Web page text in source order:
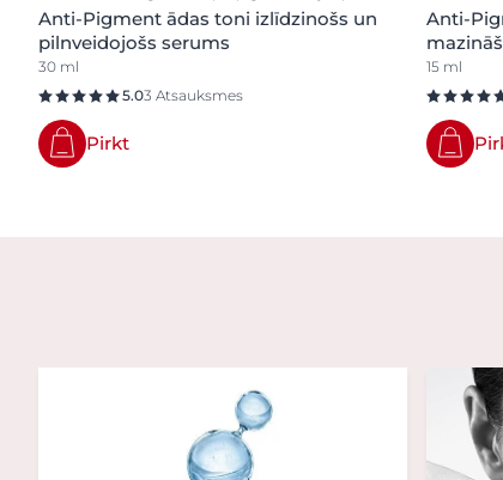
Anti-Pigment ādas toni izlīdzinošs un
pilnveidojošs serums
30 ml
5.03 Atsauksmes
Pirkt
Anti-
15 ml